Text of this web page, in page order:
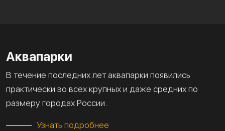
Аквапарки
В течение последних лет аквапарки появились
практически во всех крупных и даже средних по
размеру городах России.
Узнать подробнее